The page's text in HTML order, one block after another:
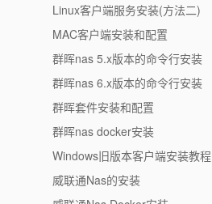
Linux客户端服务安装(方法二)
MAC客户端安装和配置
群晖nas 5.x版本的命令行安装
群晖nas 6.x版本的命令行安装
群晖套件安装和配置
群晖nas docker安装
Windows旧版本客户端安装教程
威联通Nas的安装